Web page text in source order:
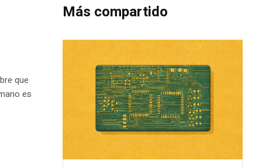
que
es
Más compartido